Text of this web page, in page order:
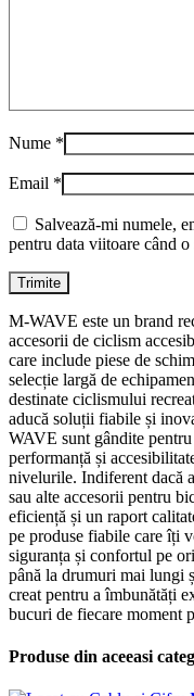
Nume *
Email *
Salvează-mi numele,
pentru data viitoare când o
M-WAVE este un brand
accesorii de ciclism
care include piese de
selecție largă de
destinate ciclismului
aducă soluții fiabile și
WAVE sunt gândite
performanță și
nivelurile. Indiferent dacă
sau alte accesorii pentru
eficiență și un raport
pe produse fiabile care îți
siguranța și confortul pe
până la drumuri mai lungi
creat pentru a îmbunătăți
bucuri de fiecare moment
Produse din aceeasi